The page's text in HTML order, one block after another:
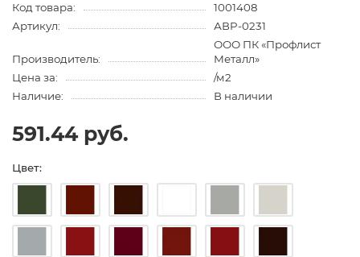
Код товара:
1001408
Артикул:
АВP-0231
Производитель:
ООО ПК «Профлист
Металл»
Цена за:
/м2
Наличие:
В наличии
591.44 руб.
Цвет: